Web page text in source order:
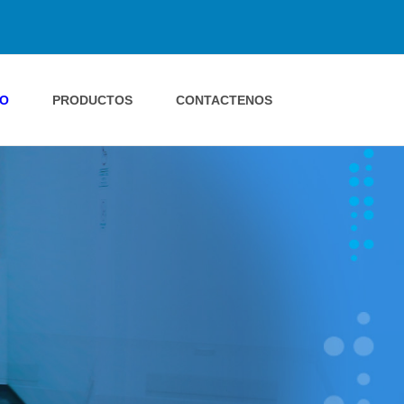
PRODUCTOS CONTACTENOS